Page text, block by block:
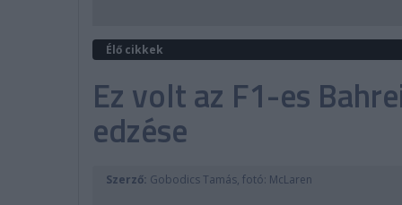
Élő cikkek
Ez volt az F1-es
edzése
Szerző: Gobodics Tamás, fotó: McLaren